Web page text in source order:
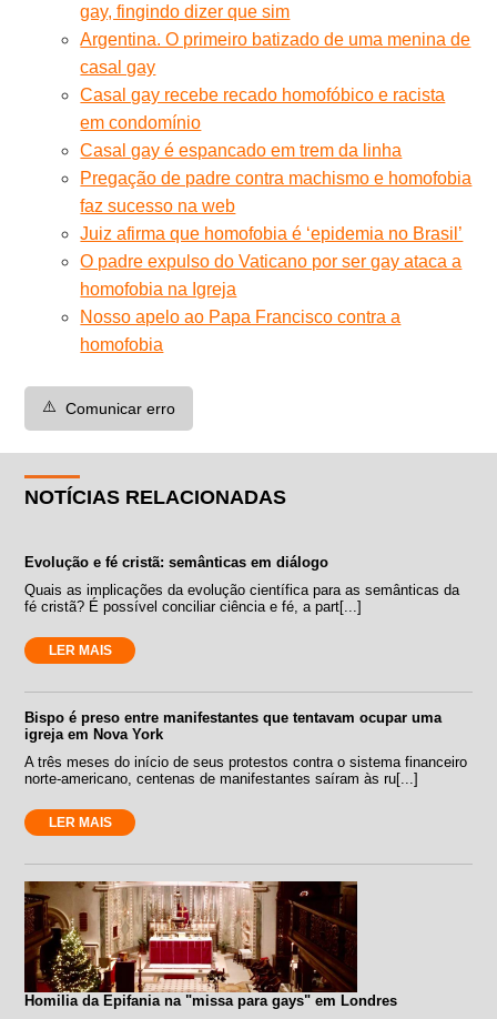
gay, fingindo dizer que sim
Argentina. O primeiro batizado de uma menina de
casal gay
Casal gay recebe recado homofóbico e racista
em condomínio
Casal gay é espancado em trem da linha
Pregação de padre contra machismo e homofobia
faz sucesso na web
Juiz afirma que homofobia é ‘epidemia no Brasil’
O padre expulso do Vaticano por ser gay ataca a
homofobia na Igreja
Nosso apelo ao Papa Francisco contra a
homofobia
⚠️ Comunicar erro
NOTÍCIAS RELACIONADAS
Evolução e fé cristã: semânticas em diálogo
Quais as implicações da evolução científica para as semânticas da
fé cristã? É possível conciliar ciência e fé, a part[...]
LER MAIS
Bispo é preso entre manifestantes que tentavam ocupar uma
igreja em Nova York
A três meses do início de seus protestos contra o sistema financeiro
norte-americano, centenas de manifestantes saíram às ru[...]
LER MAIS
Homilia da Epifania na "missa para gays" em Londres